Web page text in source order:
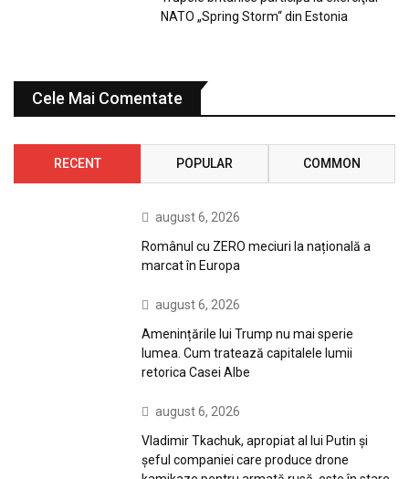
NATO „Spring Storm“ din Estonia
Cele Mai Comentate
RECENT POPULAR COMMON
august 6, 2026
Românul cu ZERO meciuri la națională a
marcat în Europa
august 6, 2026
Amenințările lui Trump nu mai sperie
lumea. Cum tratează capitalele lumii
retorica Casei Albe
august 6, 2026
Vladimir Tkachuk, apropiat al lui Putin și
șeful companiei care produce drone